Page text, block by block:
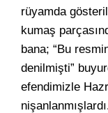
rüyamda
kumaş
bana; “Bu
denilmişti”
efendimizle